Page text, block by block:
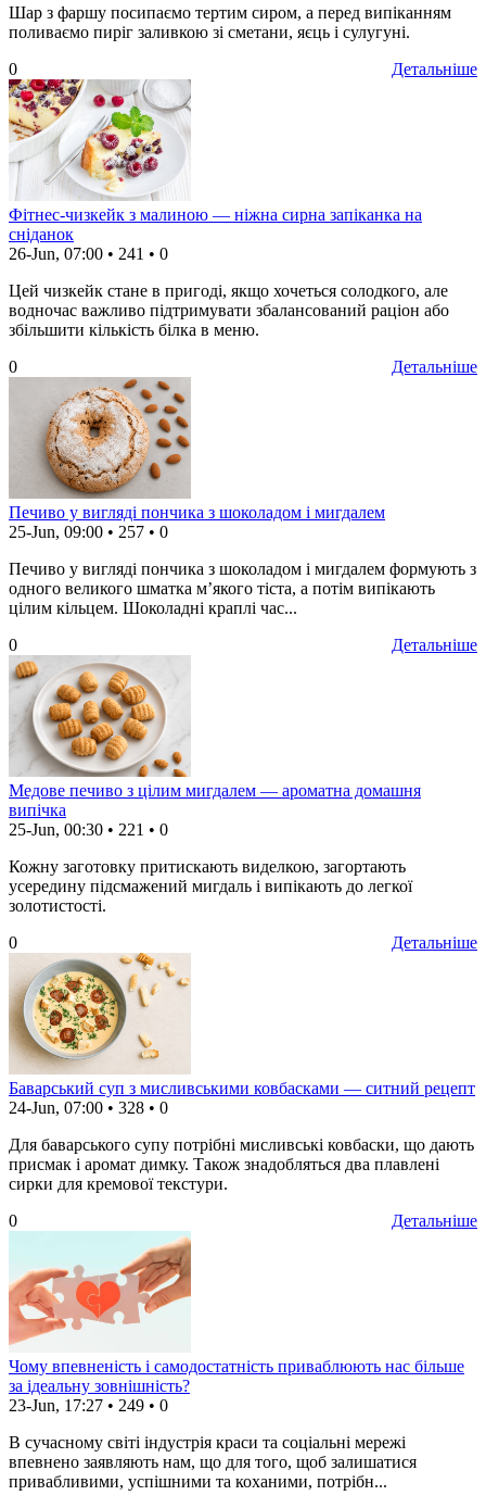
Шар з фаршу посипаємо тертим сиром, а перед випіканням
поливаємо пиріг заливкою зі сметани, яєць і сулугуні.
Детальніше
0
Фітнес-чизкейк з малиною — ніжна сирна запіканка на
сніданок
26-Jun, 07:00 • 241 • 0
Цей чизкейк стане в пригоді, якщо хочеться солодкого, але
водночас важливо підтримувати збалансований раціон або
збільшити кількість білка в меню.
Детальніше
0
Печиво у вигляді пончика з шоколадом і мигдалем
25-Jun, 09:00 • 257 • 0
Печиво у вигляді пончика з шоколадом і мигдалем формують з
одного великого шматка м’якого тіста, а потім випікають
цілим кільцем. Шоколадні краплі час...
Детальніше
0
Медове печиво з цілим мигдалем — ароматна домашня
випічка
25-Jun, 00:30 • 221 • 0
Кожну заготовку притискають виделкою, загортають
усередину підсмажений мигдаль і випікають до легкої
золотистості.
Детальніше
0
Баварський суп з мисливськими ковбасками — ситний рецепт
24-Jun, 07:00 • 328 • 0
Для баварського супу потрібні мисливські ковбаски, що дають
присмак і аромат димку. Також знадобляться два плавлені
сирки для кремової текстури.
Детальніше
0
Чому впевненість і самодостатність приваблюють нас більше
за ідеальну зовнішність?
23-Jun, 17:27 • 249 • 0
В сучасному світі індустрія краси та соціальні мережі
впевнено заявляють нам, що для того, щоб залишатися
привабливими, успішними та коханими, потрібн...